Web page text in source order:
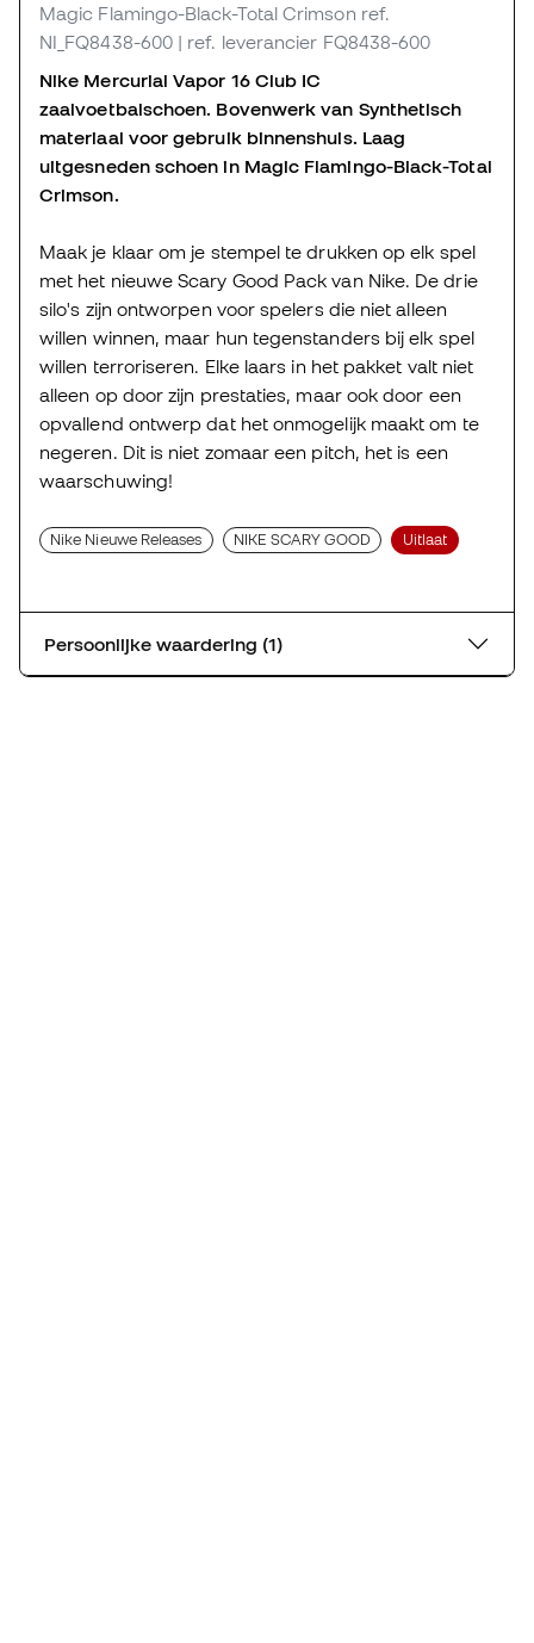
Magic Flamingo-Black-Total Crimson ref.
NI_FQ8438-600 | ref. leverancier FQ8438-600
Nike Mercurial Vapor 16 Club IC
zaalvoetbalschoen. Bovenwerk van Synthetisch
materiaal voor gebruik binnenshuis. Laag
uitgesneden schoen in Magic Flamingo-Black-Total
Crimson.
Maak je klaar om je stempel te drukken op elk spel
met het nieuwe Scary Good Pack van Nike. De drie
silo's zijn ontworpen voor spelers die niet alleen
willen winnen, maar hun tegenstanders bij elk spel
willen terroriseren. Elke laars in het pakket valt niet
alleen op door zijn prestaties, maar ook door een
opvallend ontwerp dat het onmogelijk maakt om te
negeren. Dit is niet zomaar een pitch, het is een
waarschuwing!
Nike Nieuwe Releases NIKE SCARY GOOD Uitlaat
Persoonlijke waardering (1)